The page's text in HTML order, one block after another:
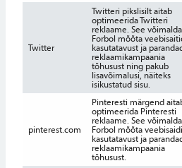
Twitter
Twitteri pikslisilt aitab
optimeerida Twitteri
reklaame. See
Forbol mõõta
kasutatavust ja
reklaamikampaania
tõhusust ning pakub
lisavõimalusi, näiteks
isikustatud sisu.
pinterest.com
Pinteresti märgend
optimeerida Pinteresti
reklaame. See
Forbol mõõta veebisaidi
kasutatavust ja
reklaamikampaania
tõhusust.